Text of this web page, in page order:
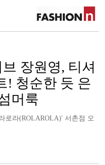
장원영, 티셔
! 청순한 듯 은
머룩
로라(ROLAROLA)' 서촌점 오